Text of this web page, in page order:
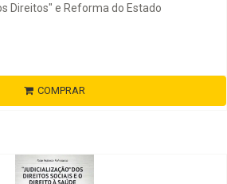
Direitos" e Reforma do Estado
COMPRAR